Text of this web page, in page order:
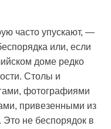
часто упускают, —
или, если
доме редко
Столы и
фотографиями
привезенными из
Это не беспорядок в